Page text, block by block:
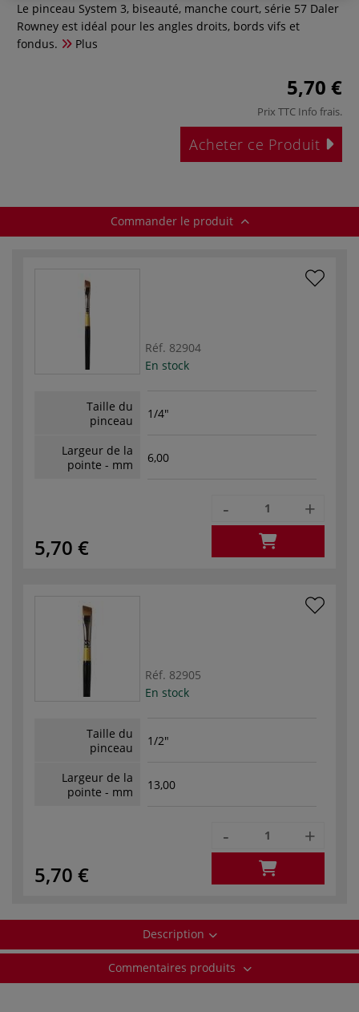
Le pinceau System 3, biseauté, manche court, série 57 Daler
Rowney est idéal pour les angles droits, bords vifs et
fondus.
Plus
5,70 €
Prix TTC Info frais.
Acheter ce Produit
Commander le produit
Réf. 82904
En stock
Taille du
pinceau
1/4"
Largeur de la
pointe - mm
6,00
5,70 €
- +
Réf. 82905
En stock
Taille du
pinceau
1/2"
Largeur de la
pointe - mm
13,00
5,70 €
- +
Description
Commentaires produits